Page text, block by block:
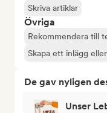
Skriva artiklar
Övriga
Rekommendera till
Skapa ett inlägg
De gav nyligen
Unser